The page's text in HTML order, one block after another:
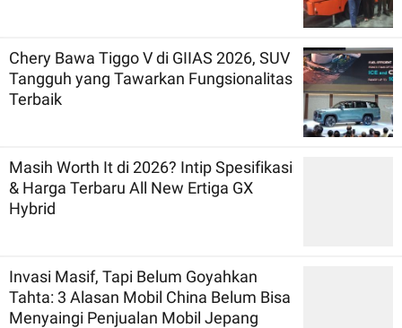
Chery Bawa Tiggo V di GIIAS 2026, SUV
Tangguh yang Tawarkan Fungsionalitas
Terbaik
Masih Worth It di 2026? Intip Spesifikasi
& Harga Terbaru All New Ertiga GX
Hybrid
Invasi Masif, Tapi Belum Goyahkan
Tahta: 3 Alasan Mobil China Belum Bisa
Menyaingi Penjualan Mobil Jepang